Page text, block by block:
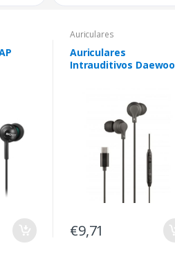
Auriculares
Auriculares
Intrauditivos Daewoo
€9,71